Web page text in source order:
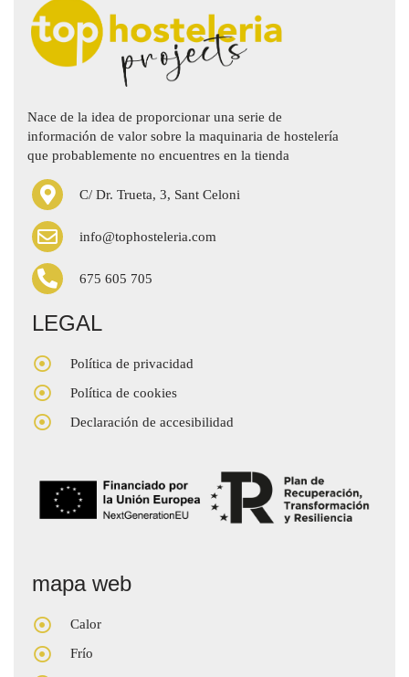
Nace de la idea de proporcionar una serie de
información de valor sobre la maquinaria de hostelería
que probablemente no encuentres en la tienda
C/ Dr. Trueta, 3, Sant Celoni
info@tophosteleria.com
675 605 705
LEGAL
Política de privacidad
Política de cookies
Declaración de accesibilidad
mapa web
Calor
Frío